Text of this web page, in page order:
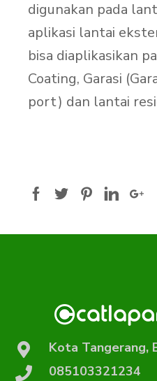
digunakan pada
aplikasi lantai
bisa diaplikasikan
Coating, Garasi
port) dan lantai
Kota Tangerang,
085103321234